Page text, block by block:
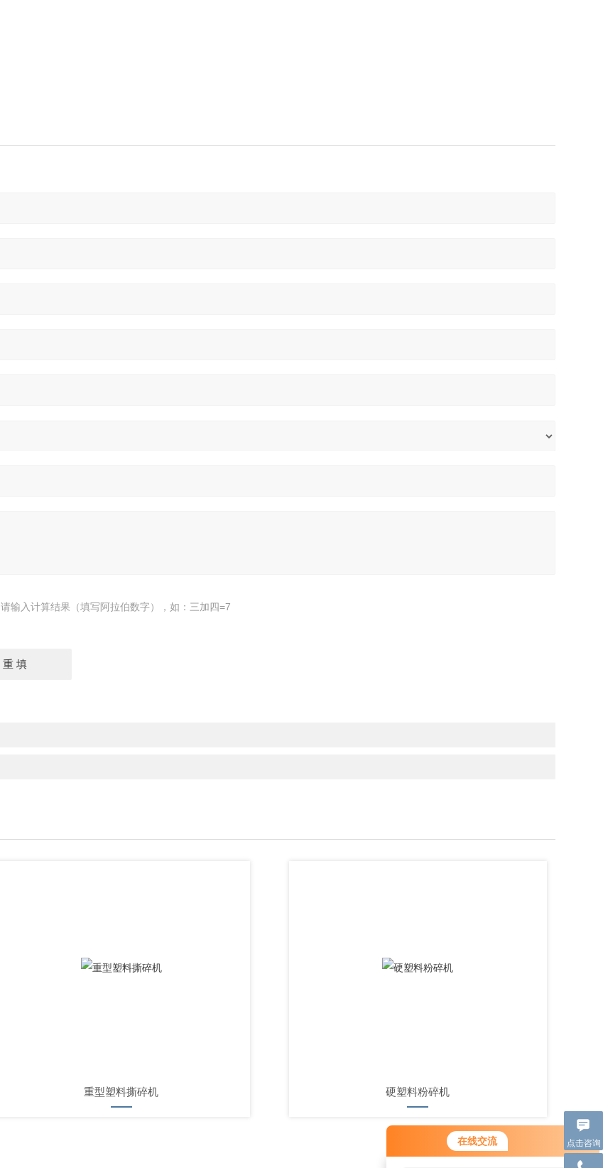
在线交流
请输入计算结果（填写阿拉伯数字），如：三加四=7
重型塑料撕碎机 硬塑料粉碎机
点击咨询